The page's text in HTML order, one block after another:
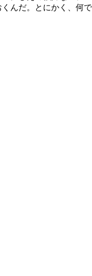
んだ。とにかく、何で